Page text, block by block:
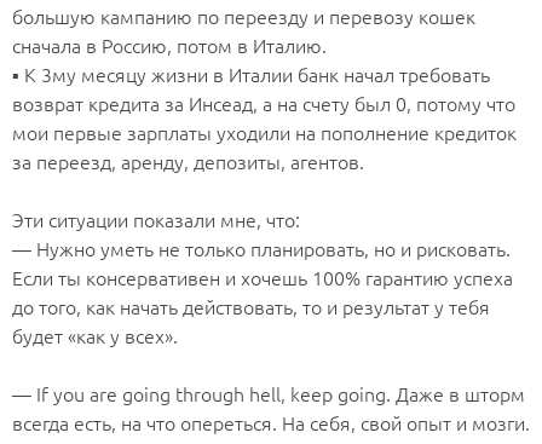
большую кампанию по переезду и перевозу кошек
сначала в Россию, потом в Италию.
▪️ К 3му месяцу жизни в Италии банк начал требовать
возврат кредита за Инсеад, а на счету был 0, потому что
мои первые зарплаты уходили на пополнение кредиток
за переезд, аренду, депозиты, агентов.
Эти ситуации показали мне, что:
— Нужно уметь не только планировать, но и рисковать.
Если ты консервативен и хочешь 100% гарантию успеха
до того, как начать действовать, то и результат у тебя
будет «как у всех».
— If you are going through hell, keep going. Даже в шторм
всегда есть, на что опереться. На себя, свой опыт и мозги.